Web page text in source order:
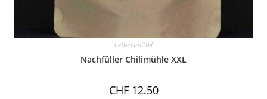
Lebensmittel
Nachfüller Chilimühle XXL
CHF12.50